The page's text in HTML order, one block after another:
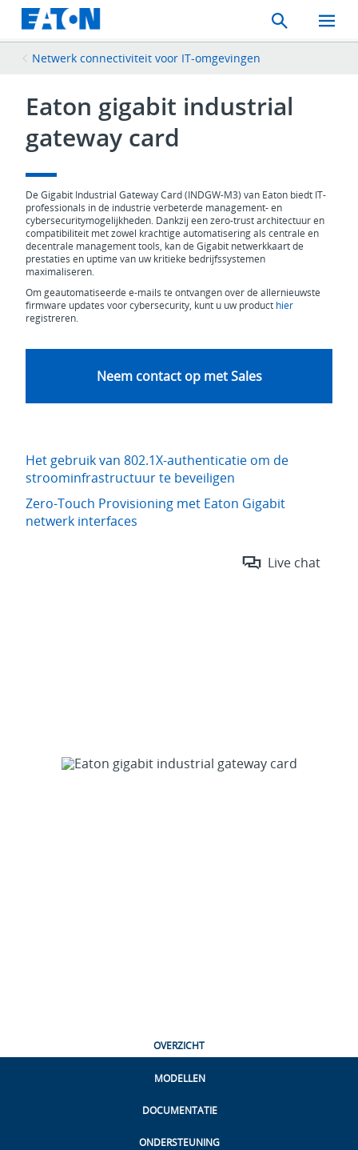
Search
Toggle
Mobile
Netwerk connectiviteit voor IT-omgevingen
Eaton gigabit industrial
gateway card
De Gigabit Industrial Gateway Card (INDGW-M3) van Eaton biedt IT-
professionals in de industrie verbeterde management- en
cybersecuritymogelijkheden. Dankzij een zero-trust architectuur en
compatibiliteit met zowel krachtige automatisering als centrale en
decentrale management tools, kan de Gigabit netwerkkaart de
prestaties en uptime van uw kritieke bedrijfssystemen
maximaliseren.
Om geautomatiseerde e-mails te ontvangen over de allernieuwste
firmware updates voor cybersecurity, kunt u uw product hier
registreren.
Neem contact op met Sales
Het gebruik van 802.1X-authenticatie om de
stroominfrastructuur te beveiligen
Zero-Touch Provisioning met Eaton Gigabit
netwerk interfaces
Live chat
OVERZICHT
MODELLEN
DOCUMENTATIE
ONDERSTEUNING